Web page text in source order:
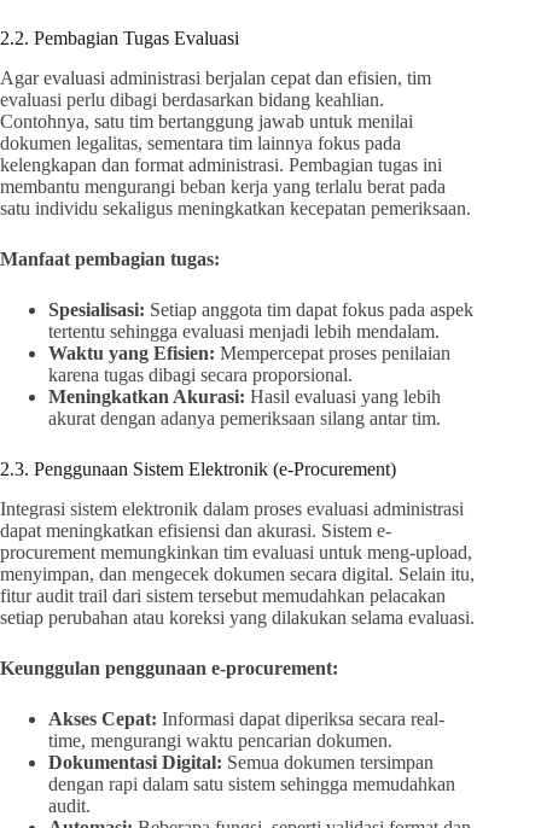
2.2. Pembagian Tugas Evaluasi
Agar evaluasi administrasi berjalan cepat dan efisien, tim
evaluasi perlu dibagi berdasarkan bidang keahlian.
Contohnya, satu tim bertanggung jawab untuk menilai
dokumen legalitas, sementara tim lainnya fokus pada
kelengkapan dan format administrasi. Pembagian tugas ini
membantu mengurangi beban kerja yang terlalu berat pada
satu individu sekaligus meningkatkan kecepatan pemeriksaan.
Manfaat pembagian tugas:
Spesialisasi: Setiap anggota tim dapat fokus pada aspek
tertentu sehingga evaluasi menjadi lebih mendalam.
Waktu yang Efisien: Mempercepat proses penilaian
karena tugas dibagi secara proporsional.
Meningkatkan Akurasi: Hasil evaluasi yang lebih
akurat dengan adanya pemeriksaan silang antar tim.
2.3. Penggunaan Sistem Elektronik (e-Procurement)
Integrasi sistem elektronik dalam proses evaluasi administrasi
dapat meningkatkan efisiensi dan akurasi. Sistem e-
procurement memungkinkan tim evaluasi untuk meng-upload,
menyimpan, dan mengecek dokumen secara digital. Selain itu,
fitur audit trail dari sistem tersebut memudahkan pelacakan
setiap perubahan atau koreksi yang dilakukan selama evaluasi.
Keunggulan penggunaan e-procurement:
Akses Cepat: Informasi dapat diperiksa secara real-
time, mengurangi waktu pencarian dokumen.
Dokumentasi Digital: Semua dokumen tersimpan
dengan rapi dalam satu sistem sehingga memudahkan
audit.